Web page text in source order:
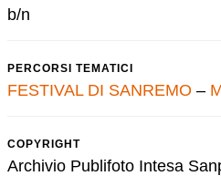
b/n
PERCORSI TEMATICI
FESTIVAL DI SANREMO –
COPYRIGHT
Archivio Publifoto Intesa